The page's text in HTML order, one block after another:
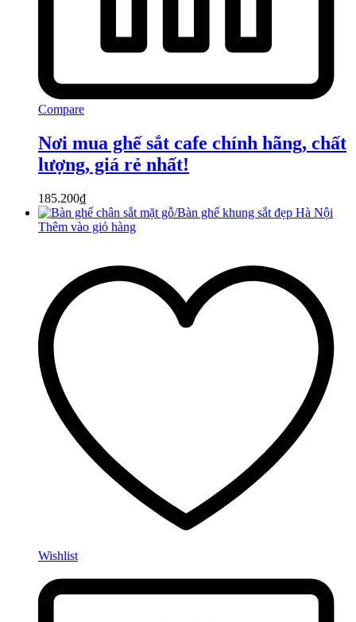
Compare
Nơi mua ghế sắt cafe chính hãng, chất
lượng, giá rẻ nhất!
185.200₫
Thêm vào giỏ hàng
Wishlist